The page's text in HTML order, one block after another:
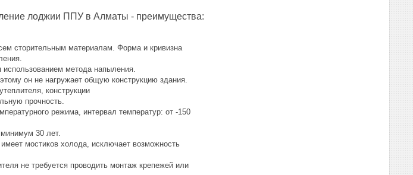
лоджии ППУ в Алматы - преимущества:
сторительным материалам. Форма и кривизна
метода напыления.
он не нагружает общую конструкцию здания.
конструкции
прочность.
режима, интервал температур: от -150
минимум 30 лет.
мостиков холода, исключает возможность
не требуется проводить монтаж крепежей или